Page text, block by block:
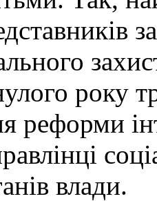
року
реформи
влади.